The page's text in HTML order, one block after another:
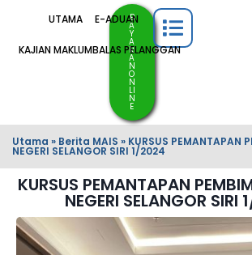
UTAMA E-ADUAN
KAJIAN MAKLUMBALAS PELANGGAN
B
A
Y
A
R
A
N
O
N
LI
N
E
Utama » Berita MAIS » KURSUS PEMANTAPAN
NEGERI SELANGOR SIRI 1/2024
KURSUS PEMANTAPAN
NEGERI SELANGOR SIRI